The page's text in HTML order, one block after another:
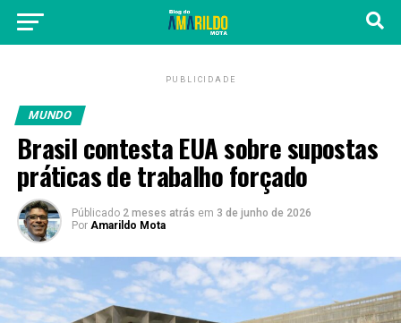
PUBLICIDADE
MUNDO
Brasil contesta EUA sobre supostas
práticas de trabalho forçado
Públicado 2 meses atrás em 3 de junho de 2026
Por Amarildo Mota